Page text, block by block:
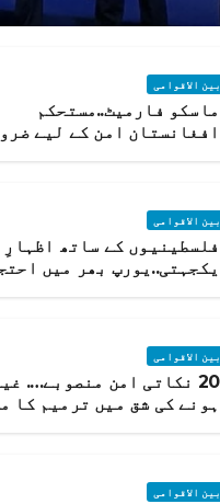
بین الاقوامی
ماسکو فارمیٹ..مستحکم
افغانستان امن کے لیے
بین الاقوامی
فلسطینیوں کے ساتھ اظہارِ
یکجہتی..یورپ بھر میں
بین الاقوامی
20 نکاتی امن منصوبے….
ہونے کی شق میں ترمیم کا
بین الاقوامی